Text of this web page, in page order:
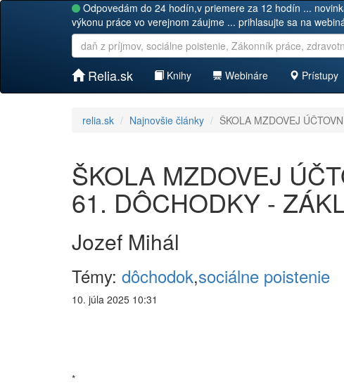
Odpovedám do 24 hodín,v priemere za 12 hodín ...
výkonu práce vo verejnom záujme ... prihlasujte sa na
Relia.sk Knihy Webináre Prístupy
relia.sk Najnovšie články ŠKOLA MZDOVEJ
ŠKOLA MZDOVEJ
61. DÔCHODKY -
Jozef Mihál
Témy: dôchodok,sociálne poistenie
10. júla 2025 10:31
*